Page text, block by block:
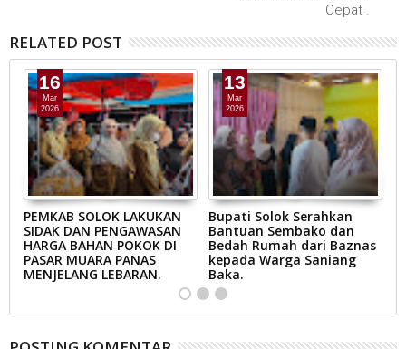
Cepat .
RELATED POST
16
Mar
2026
PEMKAB SOLOK LAKUKAN
SIDAK DAN PENGAWASAN
HARGA BAHAN POKOK DI
PASAR MUARA PANAS
MENJELANG LEBARAN.
13
Mar
2026
Bupati Solok Serahkan
Bantuan Sembako dan
Bedah Rumah dari Baznas
kepada Warga Saniang
Baka.